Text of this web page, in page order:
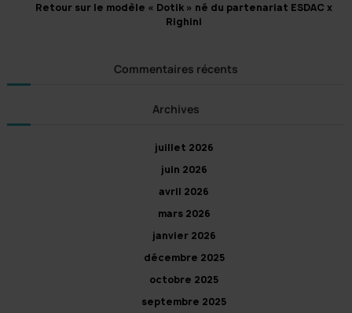
s
Retour sur le modèle « Dotik » né du partenariat ESDAC x
Righini
Commentaires récents
Archives
juillet 2026
juin 2026
avril 2026
mars 2026
janvier 2026
décembre 2025
octobre 2025
septembre 2025